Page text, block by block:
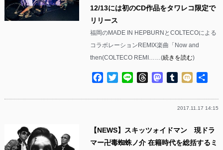
12/13には初のCD作品をタワレコ限定で
リリース
福岡のMADE IN HEPBURNとCOLTECOによる
コラボレーションREMIX楽曲「Now and
then(COLTECO REMI……(続きを読む)
Facebook
TwitterLine ThreadsMastodon
Tumblr
Mixi
2017.11.17 14:15
【NEWS】スキッツォイドマン 現ドラ
マー卍毒蜘蛛ノ介 在籍時代を総括するミ